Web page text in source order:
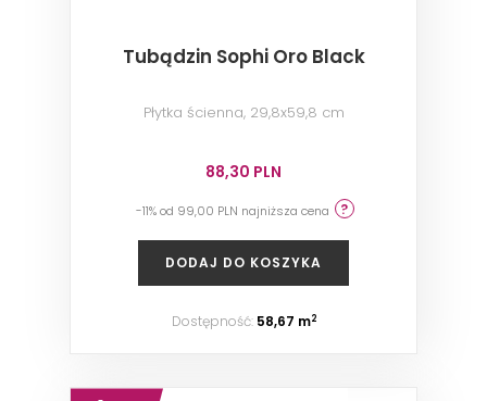
Tubądzin Sophi Oro Black
Płytka ścienna, 29,8x59,8 cm
88,30 PLN
-11% od 99,00 PLN najniższa cena
DODAJ DO KOSZYKA
Dostępność: 58,67 m2